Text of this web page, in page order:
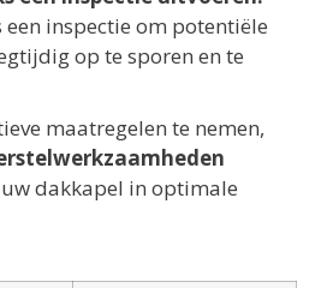
inspectie om potentiële
op te sporen en te
maatregelen te nemen,
dakkapel in optimale